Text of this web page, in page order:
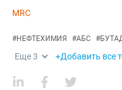
MRC
#НЕФТЕХИМИЯ #АБС #
Еще3 +Добавить все